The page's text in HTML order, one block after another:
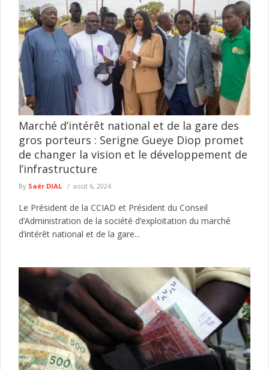
blanches et occupations anarchiques ciblées
Le Commissariat d'arrondissement de la Médina a mené, le 4
août 2026, une vaste opération de sécurisation dans plusieurs
secteurs ...
lire plus
Marché d’intérêt national et de la gare des
gros porteurs : Serigne Gueye Diop promet
de changer la vision et le développement de
l’infrastructure
By Saër DIAL août 6, 2024
Le Président de la CCIAD et Président du Conseil
d’Administration de la société d’exploitation du marché
d’intérêt national et de la gare...